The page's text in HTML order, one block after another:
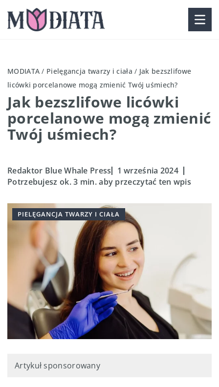
MODIATA / Pielęgancja twarzy i ciała / Jak bezszlifowe
licówki porcelanowe mogą zmienić Twój uśmiech?
Jak bezszlifowe licówki
porcelanowe mogą zmienić
Twój uśmiech?
Redaktor Blue Whale Press
1 września 2024
Potrzebujesz ok. 3 min. aby przeczytać ten wpis
PIELĘGANCJA TWARZY I CIAŁA
Artykuł sponsorowany